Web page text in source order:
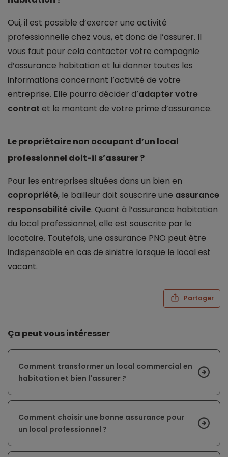
Oui, il est possible d’exercer une activité
professionnelle chez vous, et donc de l’assurer. Il
vous faut pour cela contacter votre compagnie
d’assurance habitation et lui donner toutes les
informations concernant l’activité de votre
entreprise. Elle pourra décider d’adapter votre
contrat et le montant de votre prime d’assurance.
Le propriétaire non occupant d’un local
professionnel doit-il s’assurer ?
Pour les entreprises situées dans un bien en
copropriété, le bailleur doit souscrire une assurance
responsabilité civile. Quant à l’assurance habitation
du local professionnel, elle est souscrite par le
locataire. Toutefois, une assurance PNO peut être
indispensable en cas de sinistre lorsque le local est
vacant.
Partager
Ça peut vous intéresser
Comment transformer un local commercial en
habitation et bien l'assurer ?
Comment choisir une bonne assurance pour
un local professionnel ?